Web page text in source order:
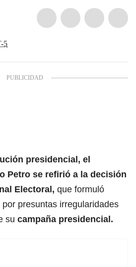
5
presidencial, el
Petro se refirió a la decisión
Electoral, que formuló
presuntas irregularidades
su campaña presidencial.